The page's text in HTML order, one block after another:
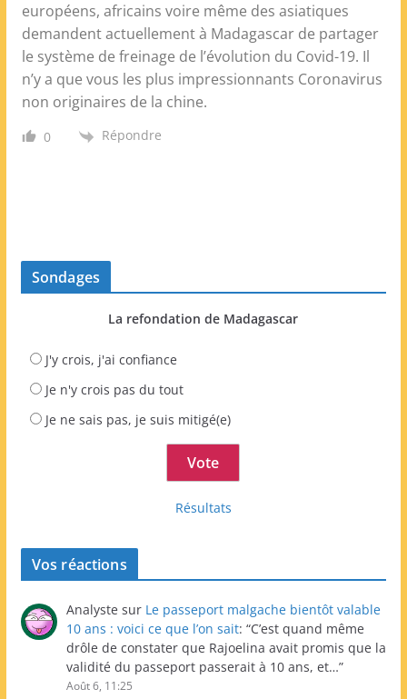
européens, africains voire même des asiatiques
demandent actuellement à Madagascar de partager
le système de freinage de l’évolution du Covid-19. Il
n’y a que vous les plus impressionnants Coronavirus
non originaires de la chine.
0 Répondre
Sondages
La refondation de Madagascar
J'y crois, j'ai confiance
Je n'y crois pas du tout
Je ne sais pas, je suis mitigé(e)
Résultats
Vos réactions
Analyste sur Le passeport malgache bientôt valable
10 ans : voici ce que l’on sait: “C’est quand même
drôle de constater que Rajoelina avait promis que la
validité du passeport passerait à 10 ans, et…”
Août 6, 11:25